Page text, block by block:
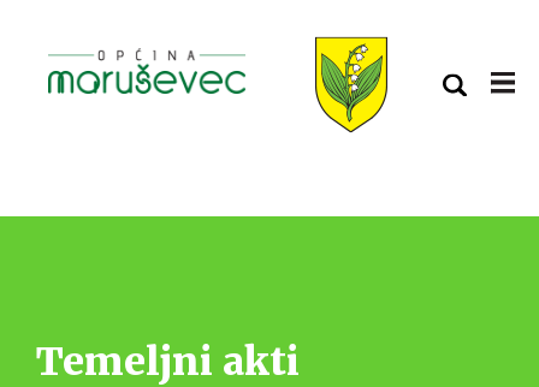
Temeljni akti